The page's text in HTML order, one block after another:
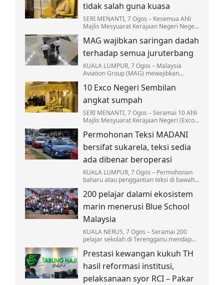
tidak salah guna kuasa
SERI MENANTI, 7 Ogos – Kesemua Ahli
Majlis Mesyuarat Kerajaan Negeri Negeri
supaya tidak sesekali menyalahguna
kuasa…
MAG wajibkan saringan dadah
terhadap semua juruterbang
KUALA LUMPUR, 7 Ogos – Malaysia
Aviation Group (MAG) mewajibkan
juruterbang di bawah syarikat
penerbangannya bagi memperkukuh…
10 Exco Negeri Sembilan
angkat sumpah
SERI MENANTI, 7 Ogos – Seramai 10 Ahli
Majlis Mesyuarat Kerajaan Negeri (Exco)
jawatan hari ini bagi melengkapkan
barisan…
Permohonan Teksi MADANI
bersifat sukarela, teksi sedia
ada dibenar beroperasi
KUALA LUMPUR, 7 Ogos – Permohonan
baharu atau penggantian teksi di bawah
Nasional adalah bersifat sukarela dan
terhad kepada…
200 pelajar dalami ekosistem
marin menerusi Blue School
Malaysia
KUALA NERUS, 7 Ogos – Seramai 200
pelajar sekolah di Terengganu mendapat
ekosistem marin…
Prestasi kewangan kukuh TH
hasil reformasi institusi,
pelaksanaan syor RCI – Pakar